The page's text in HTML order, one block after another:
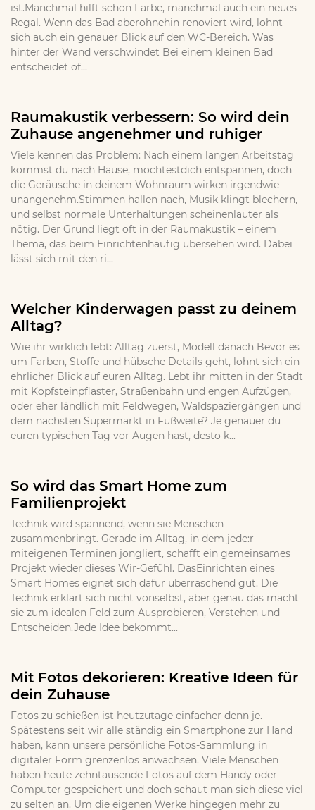
ist.Manchmal hilft schon Farbe, manchmal auch ein neues
Regal. Wenn das Bad aberohnehin renoviert wird, lohnt
sich auch ein genauer Blick auf den WC-Bereich. Was
hinter der Wand verschwindet Bei einem kleinen Bad
entscheidet of...
Raumakustik verbessern: So wird dein
Zuhause angenehmer und ruhiger
Viele kennen das Problem: Nach einem langen Arbeitstag
kommst du nach Hause, möchtestdich entspannen, doch
die Geräusche in deinem Wohnraum wirken irgendwie
unangenehm.Stimmen hallen nach, Musik klingt blechern,
und selbst normale Unterhaltungen scheinenlauter als
nötig. Der Grund liegt oft in der Raumakustik – einem
Thema, das beim Einrichtenhäufig übersehen wird. Dabei
lässt sich mit den ri...
Welcher Kinderwagen passt zu deinem
Alltag?
Wie ihr wirklich lebt: Alltag zuerst, Modell danach Bevor es
um Farben, Stoffe und hübsche Details geht, lohnt sich ein
ehrlicher Blick auf euren Alltag. Lebt ihr mitten in der Stadt
mit Kopfsteinpflaster, Straßenbahn und engen Aufzügen,
oder eher ländlich mit Feldwegen, Waldspaziergängen und
dem nächsten Supermarkt in Fußweite? Je genauer du
euren typischen Tag vor Augen hast, desto k...
So wird das Smart Home zum
Familienprojekt
Technik wird spannend, wenn sie Menschen
zusammenbringt. Gerade im Alltag, in dem jede:r
miteigenen Terminen jongliert, schafft ein gemeinsames
Projekt wieder dieses Wir-Gefühl. DasEinrichten eines
Smart Homes eignet sich dafür überraschend gut. Die
Technik erklärt sich nicht vonselbst, aber genau das macht
sie zum idealen Feld zum Ausprobieren, Verstehen und
Entscheiden.Jede Idee bekommt...
Mit Fotos dekorieren: Kreative Ideen für
dein Zuhause
Fotos zu schießen ist heutzutage einfacher denn je.
Spätestens seit wir alle ständig ein Smartphone zur Hand
haben, kann unsere persönliche Fotos-Sammlung in
digitaler Form grenzenlos anwachsen. Viele Menschen
haben heute zehntausende Fotos auf dem Handy oder
Computer gespeichert und doch schaut man sich diese viel
zu selten an. Um die eigenen Werke hingegen mehr zu